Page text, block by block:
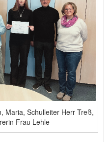
Maria, Schulleiter Herr Treß,
Frau Lehle